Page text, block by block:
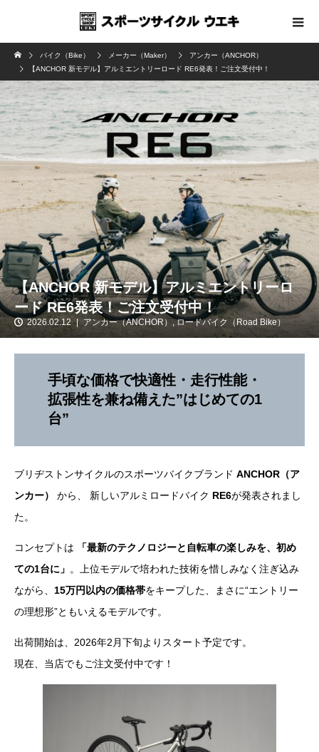
バイク（Bike） メーカー（Maker）
アンカー（ANCHOR）
【ANCHOR 新モデル】アルミエントリーロード RE6発表！ご注文受付中！
【ANCHOR 新モデル】アルミエントリーロ
ード RE6発表！ご注文受付中！
2026.02.12 アンカー（ANCHOR） ,ロードバイク（Road Bike）
手頃な価格で快適性・走行性能・
拡張性を兼ね備えた”はじめての1
台”
ブリヂストンサイクルのスポーツバイクブランド ANCHOR（ア
ンカー）
から、 新しいアルミロードバイク RE6が発表されまし
た。
コンセプトは
「最新のテクノロジーと自転車の楽しみを、初め
ての1台に」 。上位モデルで培われた技術を惜しみなく注ぎ込み
ながら、 15万円以内の価格帯をキープした、まさに“エントリー
の理想形”ともいえるモデルです。
出荷開始は、2026年2月下旬よりスタート予定です。
現在、当店でもご注文受付中です！